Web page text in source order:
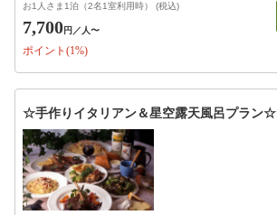
お1人さま1泊（2名1室利用時） (税込)
7,700円 ／人〜
ポイント(1%)
☆手作りイタリアン＆星空露天風呂プラン☆